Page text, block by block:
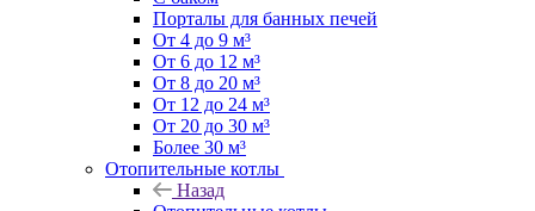
Порталы для банных печей
От 4 до 9 м³
От 6 до 12 м³
От 8 до 20 м³
От 12 до 24 м³
От 20 до 30 м³
Более 30 м³
Отопительные котлы
Назад